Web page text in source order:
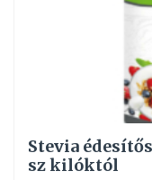
Stevia
sz kilóktól